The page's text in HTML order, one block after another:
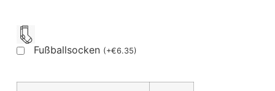
Fußballsocken (+€6.35)